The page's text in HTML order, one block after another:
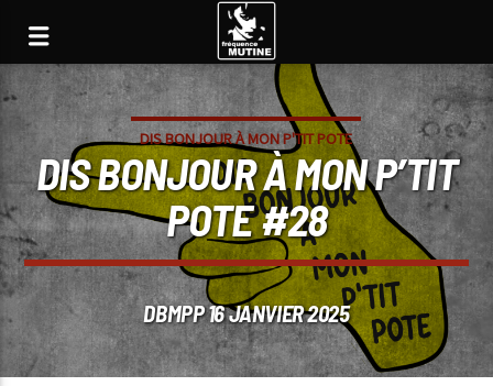
DIS BONJOUR À MON P'TIT POTE
DIS BONJOUR À MON P’TIT
POTE #28
DBMPP 16 JANVIER 2025